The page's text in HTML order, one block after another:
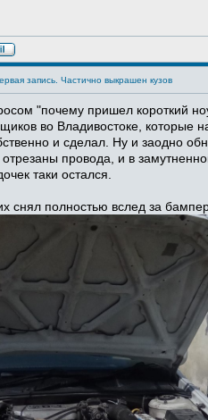
запись. Частично выкрашен кузов
"почему пришел короткий
во Владивостоке, которые
и сделал. Ну и заодно
провода, и в
таки остался.
снял полностью вслед за